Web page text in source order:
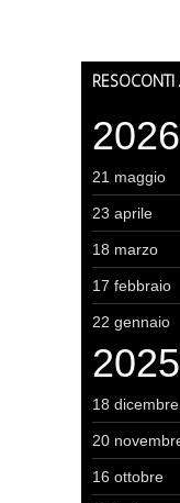
2026
21 maggio
23 aprile
18 marzo
17 febbraio
22 gennaio
2025
18 dicembre
20
16 ottobre